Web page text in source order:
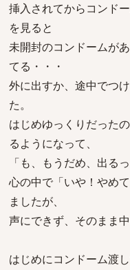
挿入されてからコンド
を見ると
未開封のコンドームが
てる・・・
外に出すか、途中でつ
た。
はじめゆっくりだった
るようになって、
「も、もうだめ、出る
心の中で「いや！やめ
ましたが、
声にできず、そのまま
はじめにコンドーム渡